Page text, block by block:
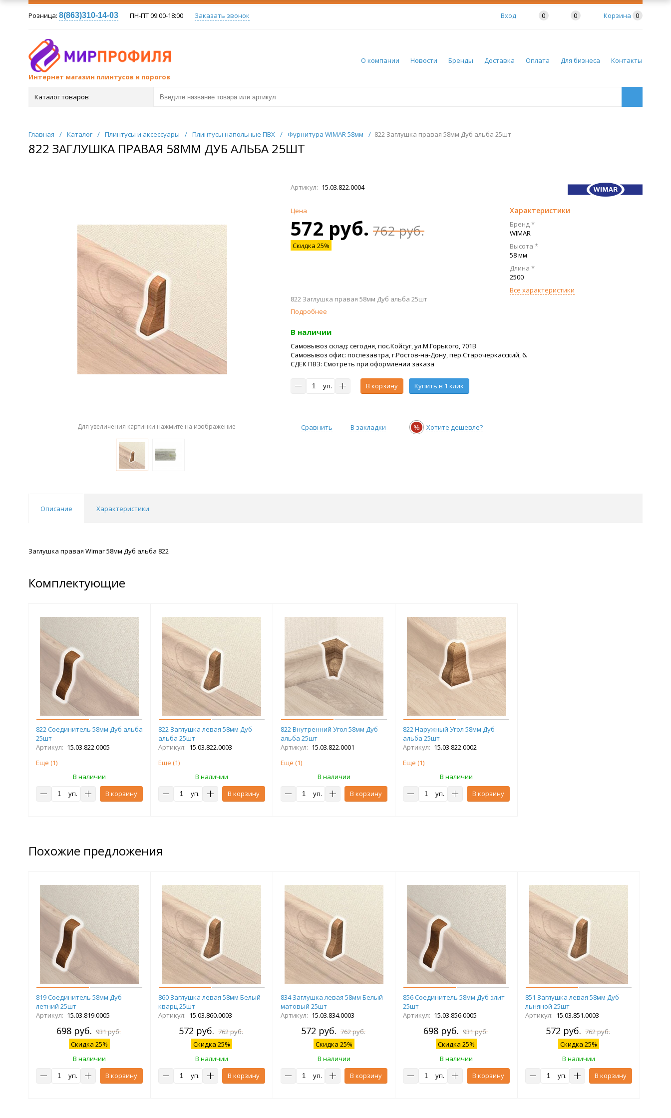
Розница: 8(863)310-14-03 ПН-ПТ 09:00-18:00 Заказать звонок Вход 0 0 Корзина 0
Интернет магазин плинтусов и порогов
О компании Новости Бренды Доставка Оплата Для бизнеса Контакты
Каталог товаров
Главная / Каталог / Плинтусы и аксессуары / Плинтусы напольные ПВХ / Фурнитура WIMAR 58мм / 822 Заглушка правая 58мм Дуб альба 25шт
822 ЗАГЛУШКА ПРАВАЯ 58ММ ДУБ АЛЬБА 25ШТ
Для увеличения картинки нажмите на изображение
Артикул: 15.03.822.0004
Цена
572 руб. 762 руб.
Скидка 25%
Характеристики
Бренд *
WIMAR
Высота *
58 мм
Длина *
2500
Все характеристики
822 Заглушка правая 58мм Дуб альба 25шт
Подробнее
В наличии
Самовывоз склад: сегодня, пос.Койсуг, ул.М.Горького, 701В
Самовывоз офис: послезавтра, г.Ростов-на-Дону, пер.Старочеркасский, 6.
СДЕК ПВЗ: Смотреть при оформлении заказа
уп. В корзину Купить в 1 клик
Сравнить В закладки % Хотите дешевле?
Описание Характеристики
Заглушка правая Wimar 58мм Дуб альба 822
Комплектующие
822 Соединитель 58мм Дуб альба
25шт
Артикул: 15.03.822.0005
Еще (1)
В наличии
уп.
В корзину
822 Заглушка левая 58мм Дуб
альба 25шт
Артикул: 15.03.822.0003
Еще (1)
В наличии
уп.
В корзину
822 Внутренний Угол 58мм Дуб
альба 25шт
Артикул: 15.03.822.0001
Еще (1)
В наличии
уп.
В корзину
822 Наружный Угол 58мм Дуб
альба 25шт
Артикул: 15.03.822.0002
Еще (1)
В наличии
уп.
В корзину
Похожие предложения
819 Соединитель 58мм Дуб
летний 25шт
Артикул: 15.03.819.0005
698 руб. 931 руб.
Скидка 25%
В наличии
уп.
В корзину
860 Заглушка левая 58мм Белый
кварц 25шт
Артикул: 15.03.860.0003
572 руб. 762 руб.
Скидка 25%
В наличии
уп.
В корзину
834 Заглушка левая 58мм Белый
матовый 25шт
Артикул: 15.03.834.0003
572 руб. 762 руб.
Скидка 25%
В наличии
уп.
В корзину
856 Соединитель 58мм Дуб элит
25шт
Артикул: 15.03.856.0005
698 руб. 931 руб.
Скидка 25%
В наличии
уп.
В корзину
851 Заглушка левая 58мм Дуб
льняной 25шт
Артикул: 15.03.851.0003
572 руб. 762 руб.
Скидка 25%
В наличии
уп.
В корзину